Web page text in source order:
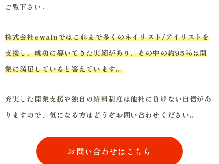
ご覧下さい。
株式会社ewaluではこれまで多くのネイリスト/アイリストを
支援し、成功に導いてきた実績があり、その中の約95％は開
業に満足していると答えています。
充実した開業支援や独自の給料制度は他社に負けない自信があ
りますので、気になる方はどうぞお問い合わせください。
お問い合わせはこちら